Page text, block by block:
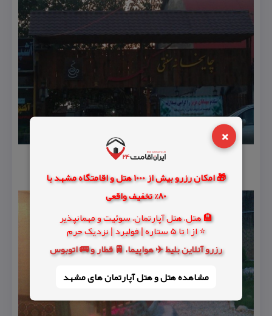
×
🎁 امکان رزرو بیش از 1000 هتل و اقامتگاه مشهد با
80% تخفیف واقعی
🏨 هتل، هتل آپارتمان، سوئیت و مهمانپذیر
⭐ از 1 تا 5 ستاره | فولبرد | نزدیک حرم
رزرو آنلاین بلیط ✈️ هواپیما، 🚆 قطار و 🚌 اتوبوس
مشاهده هتل و هتل‌ آپارتمان های مشهد